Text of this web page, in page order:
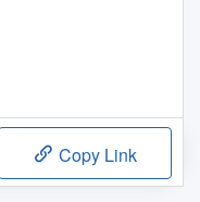
Copy Link